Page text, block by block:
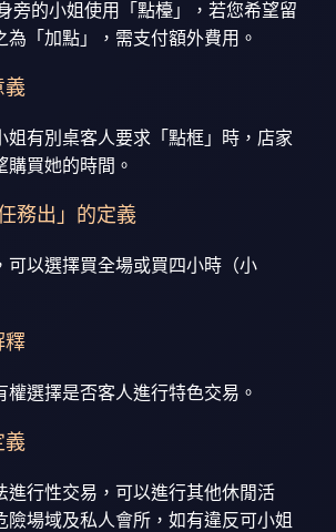
旁的小姐使用「點檯」，若您希望留
為「加點」，需支付額外費用。
義
姐有別桌客人要求「點框」時，店家
購買她的時間。
務出」的定義
可以選擇買全場或買四小時（小
釋
權選擇是否客人進行特色交易。
義
進行性交易，可以進行其他休閒活
險場域及私人會所，如有違反可小姐